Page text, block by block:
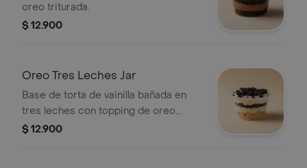
oreo triturada.
$ 12.900
Oreo Tres Leches Jar
Base de torta de vainilla bañada en
tres leches con topping de oreo
triturada.
$ 12.900